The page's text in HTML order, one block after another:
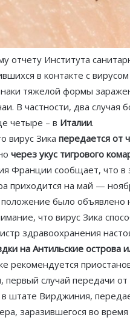
отчету Института
в контакте с
тяжелой формы
В частности, два
четыре – в Италии.
вирус Зика передается от
через укус тигрового
Франции сообщает, что в
приходится на май —
было
что вирус Зика
здравоохранения
на Антильские острова
рекомендуется
случай передачи от
штате Вирджиния,
заразившегося во